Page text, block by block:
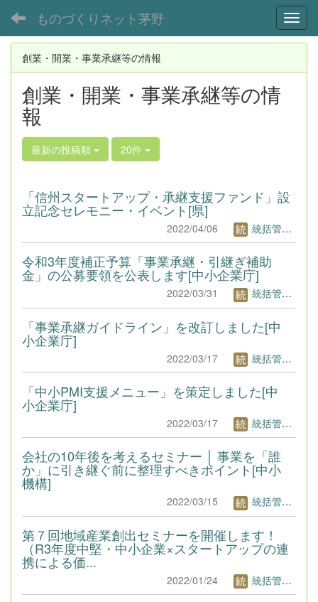
ものづくりネット茅野
創業・開業・事業承継等の情報
創業・開業・事業承継等の情
報
最新の投稿順 20件
「信州スタートアップ・承継支援ファンド」設
立記念セレモニー・イベント[県]
2022/04/06 統括管理者1
令和3年度補正予算「事業承継・引継ぎ補助
金」の公募要領を公表します[中小企業庁]
2022/03/31 統括管理者1
「事業承継ガイドライン」を改訂しました[中
小企業庁]
2022/03/17 統括管理者1
「中小PMI支援メニュー」を策定しました[中
小企業庁]
2022/03/17 統括管理者1
会社の10年後を考えるセミナー │ 事業を「誰
か」に引き継ぐ前に整理すべきポイント[中小
機構]
2022/03/15 統括管理者1
第７回地域産業創出セミナーを開催します！
（R3年度中堅・中小企業×スタートアップの連
携による価...
2022/01/24 統括管理者1